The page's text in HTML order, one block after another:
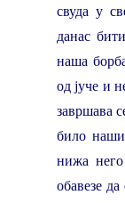
свуда у
данас
наша
од јуче и
завршава
било
нижа
обавезе